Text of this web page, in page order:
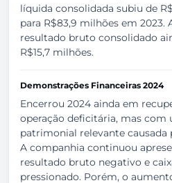
líquida consolidada subiu de
para R$83,9 milhões em 2023.
resultado bruto consolidado
R$15,7 milhões.
Demonstrações Financeiras 2024
Encerrou 2024 ainda em
operação deficitária, mas com
patrimonial relevante causada
A companhia continuou
resultado bruto negativo e
pressionado. Porém, o